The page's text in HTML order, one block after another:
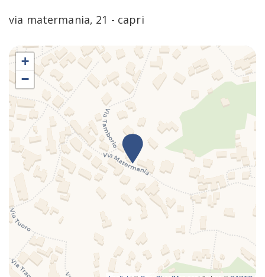
via matermania, 21 - capri
+
−